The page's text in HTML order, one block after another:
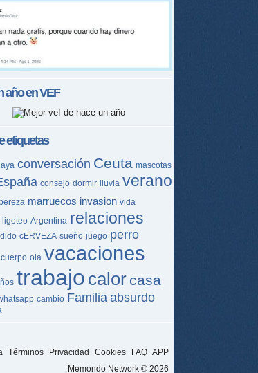
año enVEF
etiquetas
conversación Ceuta mascotas
consejo dormir lluvia verano
marruecos invasion vida
ligoteo Argentina relaciones
cERVEZA sueño juego perro
cuerpo ola vacaciones
trabajo calor casa
cambio Familia absurdo
Términos Privacidad Cookies FAQ APP
Memondo Network © 2026